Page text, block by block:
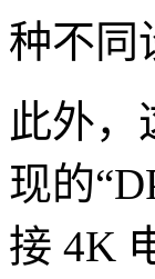
种不同
此外，
现的
接 4K